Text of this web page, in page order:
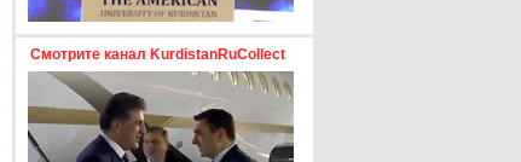
Смотрите канал KurdistanRuCollect